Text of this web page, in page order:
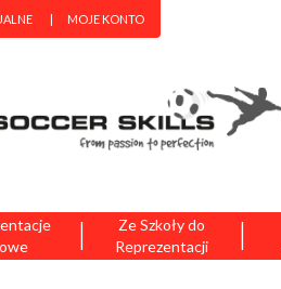
MOJE KONTO
Ze Szkoły do
Reprezentacji
| |